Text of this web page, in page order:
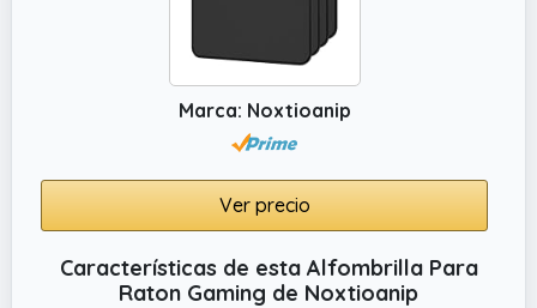
✔️ Antideslizante y lavable. Diseñada para la
cuenta con una base de PU antideslizante
que se mantiene firme en cualquier escritorio.
Marca: Noxtioanip
Ver precio
Características de esta Alfombrilla Para
Raton Gaming de Noxtioanip